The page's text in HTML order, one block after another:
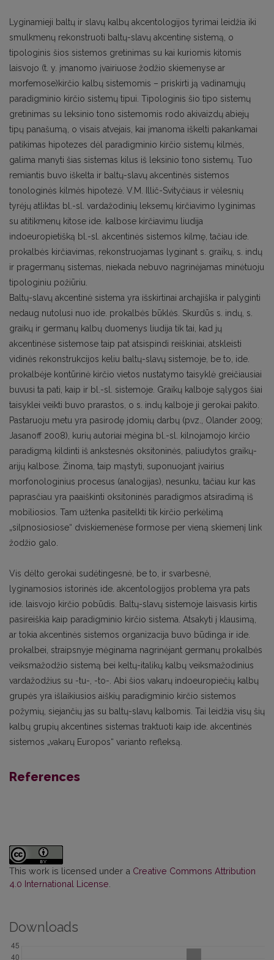
Lyginamieji baltų ir slavų kalbų akcentologijos tyrimai leidžia iki
smulkmenų rekonstruoti baltų-slavų akcentinę sistemą, o
tipologinis šios sistemos gretinimas su kai kuriomis kitomis
laisvojo (t. y. įmanomo įvairiuose žodžio skiemenyse ar
morfemose)kirčio kalbų sistemomis – priskirti ją vadinamųjų
paradigminio kirčio sistemų tipui. Tipologinis šio tipo sistemų
gretinimas su leksinio tono sistemomis rodo akivaizdų abiejų
tipų panašumą, o visais atvejais, kai įmanoma iškelti pakankamai
patikimas hipotezes dėl paradigminio kirčio sistemų kilmės,
galima manyti šias sistemas kilus iš leksinio tono sistemų. Tuo
remiantis buvo iškelta ir baltų-slavų akcentinės sistemos
tonologinės kilmės hipotezė. V.M. Illič-Svityčiaus ir vėlesnių
tyrėjų atliktas bl.-sl. vardažodinių leksemų kirčiavimo lyginimas
su atitikmenų kitose ide. kalbose kirčiavimu liudija
indoeuropietišką bl.-sl. akcentinės sistemos kilmę, tačiau ide.
prokalbės kirčiavimas, rekonstruojamas lyginant s. graikų, s. indų
ir pragermanų sistemas, niekada nebuvo nagrinėjamas minėtuoju
tipologiniu požiūriu.
Baltų-slavų akcentinė sistema yra išskirtinai archajiška ir palyginti
nedaug nutolusi nuo ide. prokalbės būklės. Skurdūs s. indų, s.
graikų ir germanų kalbų duomenys liudija tik tai, kad jų
akcentinėse sistemose taip pat atsispindi reiškiniai, atskleisti
vidinės rekonstrukcijos keliu baltų-slavų sistemoje, be to, ide.
prokalbėje kontūrinė kirčio vietos nustatymo taisyklė greičiausiai
buvusi ta pati, kaip ir bl.-sl. sistemoje. Graikų kalboje sąlygos šiai
taisyklei veikti buvo prarastos, o s. indų kalboje ji gerokai pakito.
Pastaruoju metu yra pasirodę įdomių darbų (pvz., Olander 2009;
Jasanoff 2008), kurių autoriai mėgina bl.-sl. kilnojamojo kirčio
paradigmą kildinti iš ankstesnės oksitoninės, paliudytos graikų-
arijų kalbose. Žinoma, taip mąstyti, suponuojant įvairius
morfonologinius procesus (analogijas), nesunku, tačiau kur kas
paprasčiau yra paaiškinti oksitoninės paradigmos atsiradimą iš
mobiliosios. Tam užtenka pasitelkti tik kirčio perkėlimą
„silpnosiosiose“ dviskiemenėse formose per vieną skiemenį link
žodžio galo.
Vis dėlto gerokai sudėtingesnė, be to, ir svarbesnė,
lyginamosios istorinės ide. akcentologijos problema yra pats
ide. laisvojo kirčio pobūdis. Baltų-slavų sistemoje laisvasis kirtis
pasireiškia kaip paradigminio kirčio sistema. Atsakyti į klausimą,
ar tokia akcentinės sistemos organizacija buvo būdinga ir ide.
prokalbei, straipsnyje mėginama nagrinėjant germanų prokalbės
veiksmažodžio sistemą bei keltų-italikų kalbų veiksmažodinius
vardažodžius su -tu-, -to-. Abi šios vakarų indoeuropiečių kalbų
grupės yra išlaikiusios aiškių paradigminio kirčio sistemos
požymių, siejančių jas su baltų-slavų kalbomis. Tai leidžia visų šių
kalbų grupių akcentines sistemas traktuoti kaip ide. akcentinės
sistemos „vakarų Europos“ varianto refleksą.
References
This work is licensed under a Creative Commons Attribution
4.0 International License
Downloads